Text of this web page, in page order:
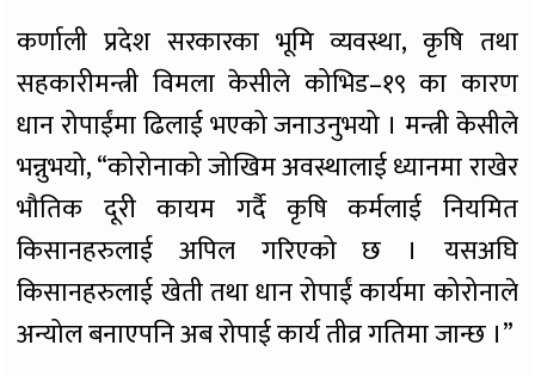
कर्णाली प्रदेश सरकारका भूमि व्यवस्था, कृषि तथा
सहकारीमन्त्री विमला केसीले कोभिड–१९ का कारण
धान रोपाईंमा ढिलाई भएको जनाउनुभयो । मन्त्री केसीले
भन्नुभयो, “कोरोनाको जोखिम अवस्थालाई ध्यानमा राखेर
भौतिक दूरी कायम गर्दै कृषि कर्मलाई नियमित
किसानहरुलाई अपिल गरिएको छ । यसअघि
किसानहरुलाई खेती तथा धान रोपाईं कार्यमा कोरोनाले
अन्योल बनाएपनि अब रोपाई कार्य तीव्र गतिमा जान्छ ।”